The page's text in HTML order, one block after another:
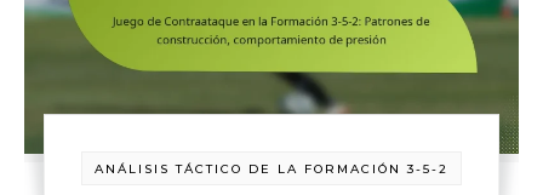
ANÁLISIS TÁCTICO DE LA FORMACIÓN 3-5-2